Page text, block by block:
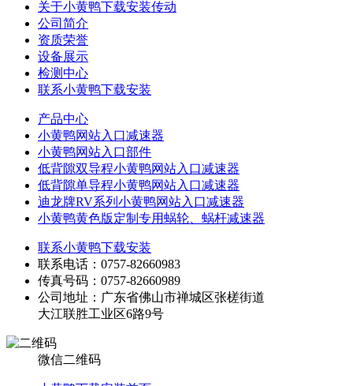
关于小黄鸭下载安装传动
公司简介
资质荣誉
设备展示
检测中心
联系小黄鸭下载安装
产品中心
小黄鸭网站入口减速器
小黄鸭网站入口部件
低背隙双导程小黄鸭网站入口减速器
低背隙单导程小黄鸭网站入口减速器
迪龙牌RV系列小黄鸭网站入口减速器
小黄鸭黄色版定制专用蜗轮、蜗杆减速器
联系小黄鸭下载安装
联系电话：0757-82660983
传真号码：0757-82660989
公司地址：广东省佛山市禅城区张槎街道
大江联胜工业区6路9号
微信二维码